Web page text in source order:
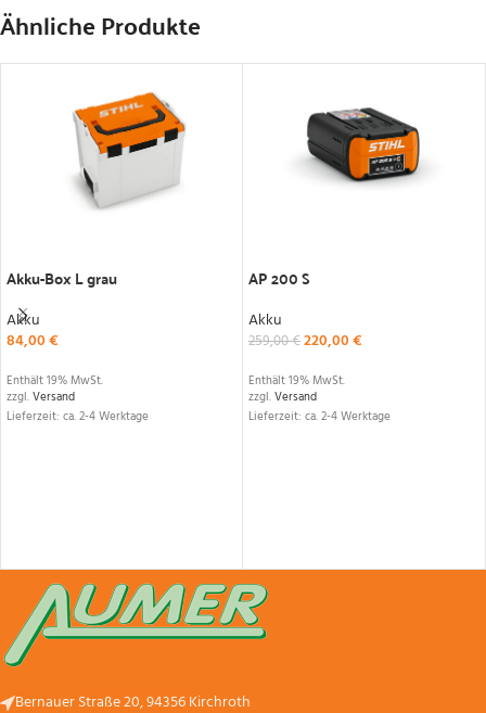
Ähnliche Produkte
Akku-Box L grau
Akku
84,00€
Enthält 19% MwSt.
zzgl.Versand
Lieferzeit: ca. 2-4 Werktage
AP 200 S
Akku
259,00€220,00€
Enthält 19% MwSt.
zzgl.Versand
Lieferzeit: ca. 2-4 Werktage
Bernauer Straße 20, 94356 Kirchroth